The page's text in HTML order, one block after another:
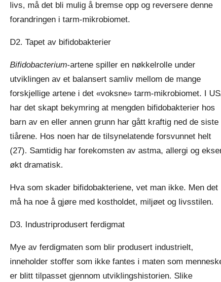
livs, må det bli mulig å bremse opp og reversere denne
forandringen i tarm-mikrobiomet.
D2. Tapet av bifidobakterier
Bifidobacterium-artene spiller en nøkkelrolle under
utviklingen av et balansert samliv mellom de mange
forskjellige artene i det «voksne» tarm-mikrobiomet. I
har det skapt bekymring at mengden bifidobakterier hos
barn av en eller annen grunn har gått kraftig ned de siste
tiårene. Hos noen har de tilsynelatende forsvunnet helt
(27). Samtidig har forekomsten av astma, allergi og
økt dramatisk.
Hva som skader bifidobakteriene, vet man ikke. Men det
må ha noe å gjøre med kostholdet, miljøet og livsstilen.
D3. Industriprodusert ferdigmat
Mye av ferdigmaten som blir produsert industrielt,
inneholder stoffer som ikke fantes i maten som
er blitt tilpasset gjennom utviklingshistorien. Slike